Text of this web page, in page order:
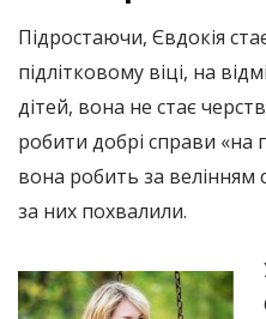
Підростаючи, Євдокія
підлітковому віці, на
дітей, вона не стає
робити добрі справи «на
вона робить за велінням
за них похвалили.